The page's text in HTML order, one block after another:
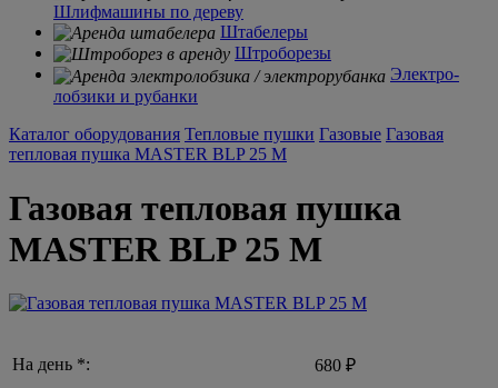
Шлифмашины по дереву
Штабелеры
Штроборезы
Электро-
лобзики и рубанки
Каталог оборудования Тепловые пушки Газовые Газовая
тепловая пушка MASTER BLP 25 М
Газовая тепловая пушка
MASTER BLP 25 М
На день *: 680 ₽